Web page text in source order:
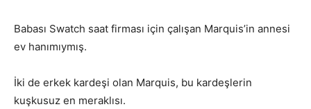
Babası Swatch saat firması için çalışan Marquis’in annesi
ev hanımıymış.
İki de erkek kardeşi olan Marquis, bu kardeşlerin
kuşkusuz en meraklısı.